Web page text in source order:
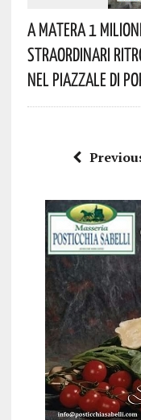
A Matera 1
Straordinari
Nel Piazzale Di